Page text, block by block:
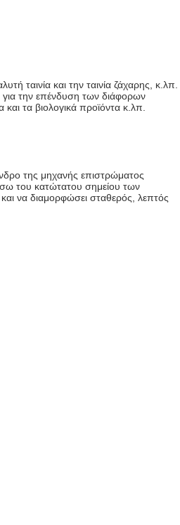
ταινία και την ταινία ζάχαρης, κ.λπ.
για την επένδυση των διάφορων
τα βιολογικά προϊόντα κ.λπ.
της μηχανής επιστρώματος
του κατώτατου σημείου των
να διαμορφώσει σταθερός, λεπτός